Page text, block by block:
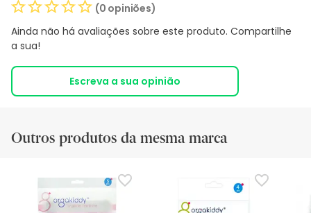
(0 opiniões)
Ainda não há avaliações sobre este produto. Compartilhe
a sua!
Escreva a sua opinião
Outros produtos da mesma marca